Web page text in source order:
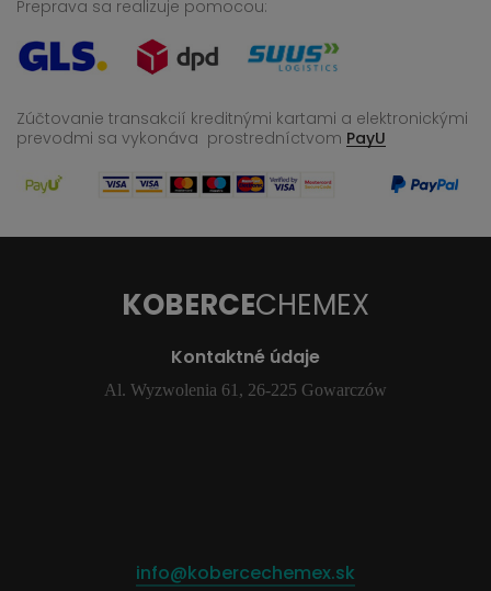
Preprava sa realizuje pomocou:
Zúčtovanie transakcií kreditnými kartami a elektronickými
prevodmi sa vykonáva prostredníctvom PayU
KOBERCECHEMEX
Kontaktné údaje
Al. Wyzwolenia 61, 26-225 Gowarczów
info@kobercechemex.sk